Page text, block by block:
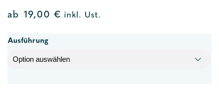
ab 19,00 € inkl. Ust.
Ausführung